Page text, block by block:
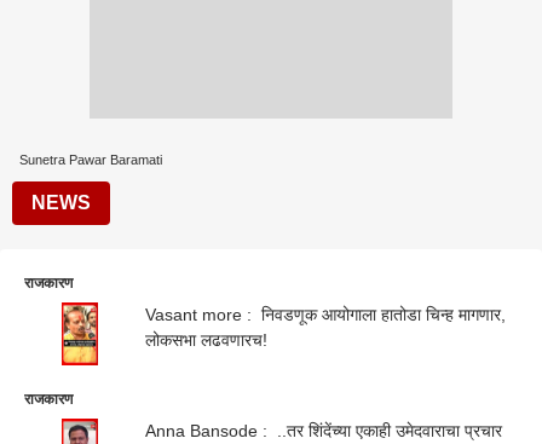
Sunetra Pawar Baramati
NEWS
राजकारण
Vasant more : निवडणूक आयोगाला हातोडा चिन्ह मागणार,
लोकसभा लढवणारच!
राजकारण
Anna Bansode : ..तर शिंदेंच्या एकाही उमेदवाराचा प्रचार